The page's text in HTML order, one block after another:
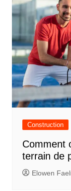
Construction
Comment
terrain de
Elowen